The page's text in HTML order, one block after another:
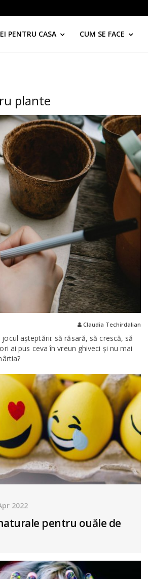
PENTRU CASA CUM SE FACE
plante
Claudia Techirdalian
așteptării: să răsară, să crescă, să
ai pus ceva în vreun ghiveci și nu mai
2022
pentru ouăle de